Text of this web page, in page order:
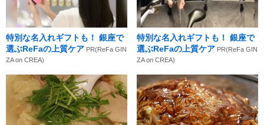
特別な名入れギフトも！ 銀座で
選ぶReFaの上質ケア PR(ReFa GIN
ZA on CREA)
特別な名入れギフトも！ 銀座で
選ぶReFaの上質ケア PR(ReFa GIN
ZA on CREA)